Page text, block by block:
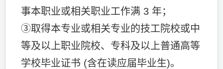
事本职业或相关职业工作满 3 年；
③取得本专业或相关专业的技工院校或中
等及以上职业院校、专科及以上普通高等
学校毕业证书 (含在读应届毕业生)。